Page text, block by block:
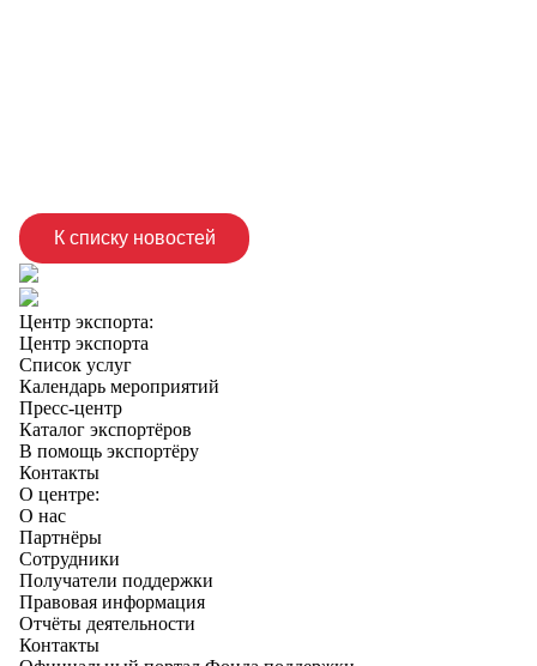
К списку новостей
Центр экспорта:
Центр экспорта
Список услуг
Календарь мероприятий
Пресс-центр
Каталог экспортёров
В помощь экспортёру
Контакты
О центре:
О нас
Партнёры
Сотрудники
Получатели поддержки
Правовая информация
Отчёты деятельности
Контакты